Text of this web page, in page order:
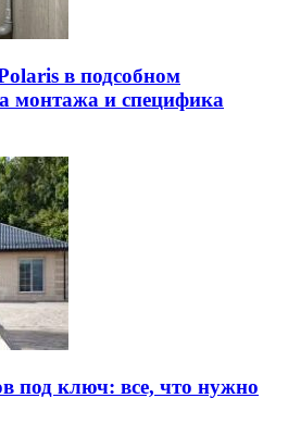
в подсобном
монтажа и специфика
под ключ: все, что нужно